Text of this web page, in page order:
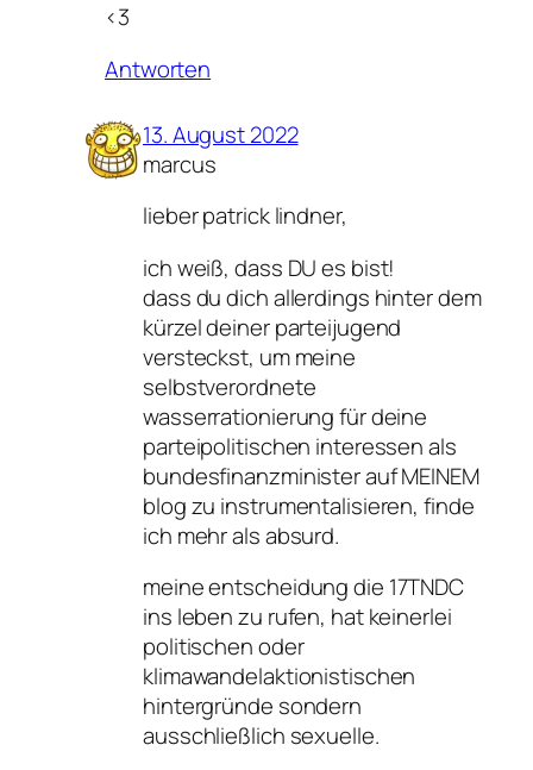
<3
Antworten
13. August 2022
marcus
lieber patrick lindner,
ich weiß, dass DU es bist!
dass du dich allerdings hinter dem
kürzel deiner parteijugend
versteckst, um meine
selbstverordnete
wasserrationierung für deine
parteipolitischen interessen als
bundesfinanzminister auf MEINEM
blog zu instrumentalisieren, finde
ich mehr als absurd.
meine entscheidung die 17TNDC
ins leben zu rufen, hat keinerlei
politischen oder
klimawandelaktionistischen
hintergründe sondern
ausschließlich sexuelle.